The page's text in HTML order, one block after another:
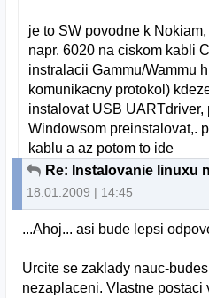
je to SW povodne k
napr. 6020 na ciskom kabli
instralacii Gammu/Wammu
komunikacny protokol)
instalovat USB UARTdriver,
Windowsom preinstalovat,.
kablu a az potom to ide
18.01.2009 | 14:45
...Ahoj... asi bude lepsi
Urcite se zaklady nauc-
nezaplaceni. Vlastne postaci